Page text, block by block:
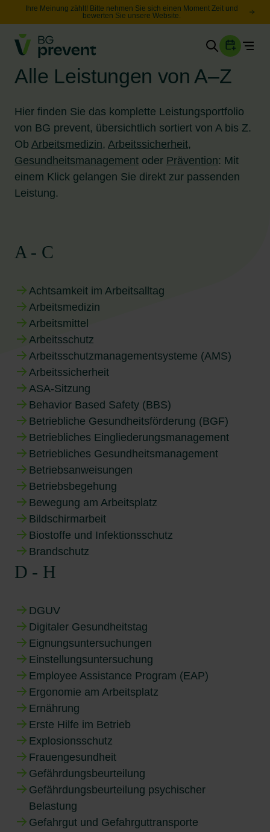
Ihre Meinung zählt! Bitte nehmen Sie sich einen Moment Zeit und
bewerten Sie unsere Website.
Gesundheit
Sicherheit
Karriere
Unternehmen
Wissen
Alle Leistungen von A–Z
Hier finden Sie das komplette Leistungsportfolio
von BG prevent, übersichtlich sortiert von A bis Z.
Ob Arbeitsmedizin, Arbeitssicherheit,
Gesundheitsmanagement oder Prävention: Mit
einem Klick gelangen Sie direkt zur passenden
Leistung.
A - C
Achtsamkeit im Arbeitsalltag
Arbeitsmedizin
Arbeitsmittel
Arbeitsschutz
Arbeitsschutzmanagementsysteme (AMS)
Arbeitssicherheit
ASA-Sitzung
Behavior Based Safety (BBS)
Betriebliche Gesundheitsförderung (BGF)
Betriebliches Eingliederungsmanagement
Betriebliches Gesundheitsmanagement
Betriebsanweisungen
Betriebsbegehung
Bewegung am Arbeitsplatz
Bildschirmarbeit
Biostoffe und Infektionsschutz
Brandschutz
D - H
DGUV
Digitaler Gesundheitstag
Eignungsuntersuchungen
Einstellungsuntersuchung
Employee Assistance Program (EAP)
Ergonomie am Arbeitsplatz
Ernährung
Erste Hilfe im Betrieb
Explosionsschutz
Frauengesundheit
Gefährdungsbeurteilung
Gefährdungsbeurteilung psychischer
Belastung
Gefahrgut und Gefahrguttransporte